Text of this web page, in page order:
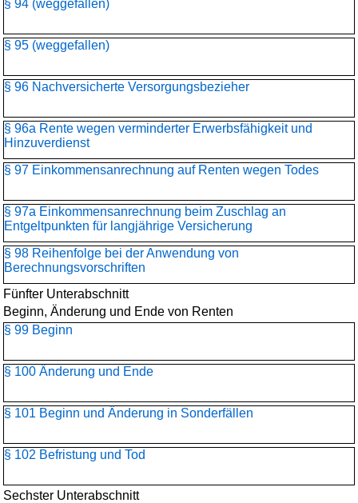
§ 94 (weggefallen)
§ 95 (weggefallen)
§ 96 Nachversicherte Versorgungsbezieher
§ 96a Rente wegen verminderter Erwerbsfähigkeit und
Hinzuverdienst
§ 97 Einkommensanrechnung auf Renten wegen Todes
§ 97a Einkommensanrechnung beim Zuschlag an
Entgeltpunkten für langjährige Versicherung
§ 98 Reihenfolge bei der Anwendung von
Berechnungsvorschriften
Fünfter Unterabschnitt
Beginn, Änderung und Ende von Renten
§ 99 Beginn
§ 100 Änderung und Ende
§ 101 Beginn und Änderung in Sonderfällen
§ 102 Befristung und Tod
Sechster Unterabschnitt